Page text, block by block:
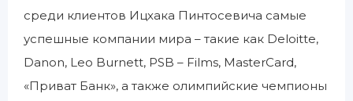
среди клиентов Ицхака Пинтосевича самые
успешные компании мира – такие как Deloitte,
Danon, Leo Burnett, PSB – Films, MasterCard,
«Приват Банк», а также олимпийские чемпионы